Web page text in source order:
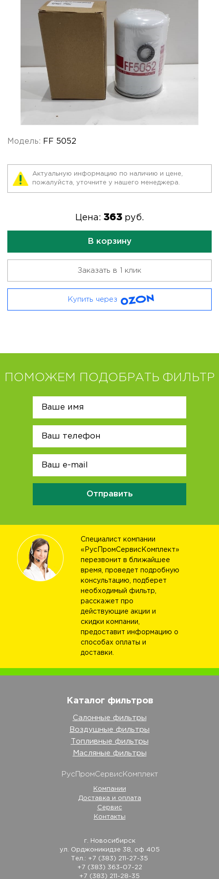
Модель: FF 5052
Актуальную информацию по наличию и цене,
пожалуйста, уточните у нашего менеджера.
Цена: 363 руб.
В корзину
Заказать в 1 клик
Купить через
ПОМОЖЕМ ПОДОБРАТЬ ФИЛЬТР
Отправить
Специалист компании
«РусПромСервисКомплект»
перезвонит в ближайшее
время, проведет подробную
консультацию, подберет
необходимый фильтр,
расскажет про
действующие акции и
скидки компании,
предоставит информацию о
способах оплаты и
доставки.
Каталог фильтров
Салонные фильтры
Воздушные фильтры
Топливные фильтры
Масляные фильтры
РусПромСервисКомплект
Компании
Доставка и оплата
Сервис
Контакты
г. Новосибирск
ул. Орджоникидзе 38, оф 405
Тел.: +7 (383) 211-27-35
+7 (383) 363-07-22
+7 (383) 211-28-35